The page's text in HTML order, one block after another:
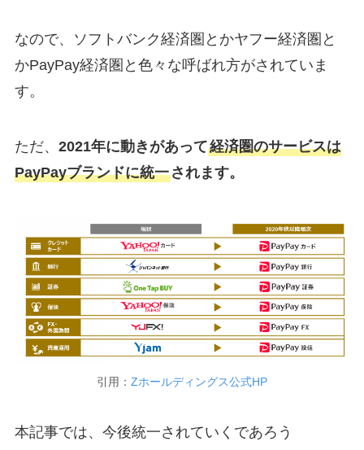
なので、ソフトバンク経済圏とかヤフー経済圏と
かPayPay経済圏と色々な呼ばれ方がされていま
す。
ただ、 2021年に動きがあって経済圏のサービスは
PayPayブランドに統一されます。
引用： Zホールディングス公式HP
本記事では、今後統一されていくであろう